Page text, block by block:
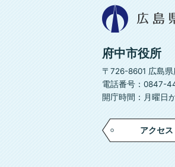
広
島
県
中
府中市役所
〒726-8601 広島
電話番号：0847-
開庁時間：月曜日
アクセス